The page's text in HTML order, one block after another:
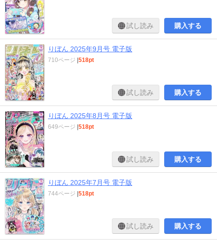
試し読み 購入する
りぼん 2025年9月号 電子版
710ページ |518pt
試し読み 購入する
りぼん 2025年8月号 電子版
649ページ |518pt
試し読み 購入する
りぼん 2025年7月号 電子版
744ページ |518pt
試し読み 購入する